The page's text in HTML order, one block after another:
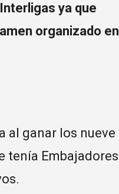
ya que
organizado en
al ganar los nueve
tenía Embajadores